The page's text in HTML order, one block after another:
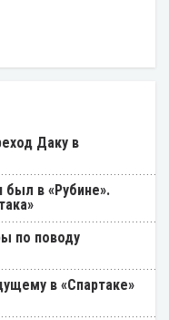
Даку в
был в «Рубине».
по поводу
в «Спартаке»